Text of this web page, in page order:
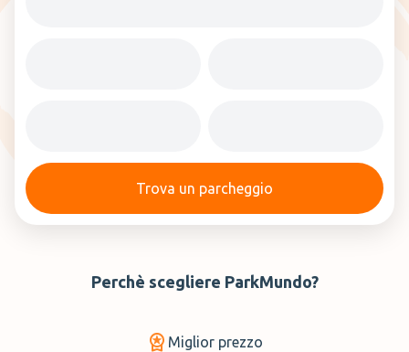
Trova un parcheggio
Perchè scegliere ParkMundo?
Miglior prezzo